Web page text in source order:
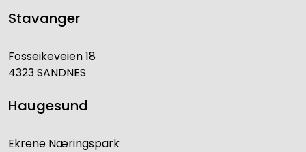
Stavanger
Fosseikeveien 18
4323 SANDNES
Haugesund
Ekrene Næringspark